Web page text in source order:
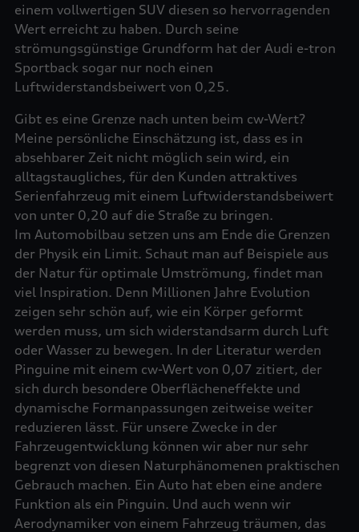
einem vollwertigen SUV diesen so hervorragenden
Wert erreicht zu haben. Durch seine
strömungsgünstige Grundform hat der Audi e-tron
Sportback sogar nur noch einen
Luftwiderstandsbeiwert von 0,25.
Gibt es eine Grenze nach unten beim cw-Wert?
Meine persönliche Einschätzung ist, dass es in
absehbarer Zeit nicht möglich sein wird, ein
alltagstaugliches, für den Kunden attraktives
Serienfahrzeug mit einem Luftwiderstandsbeiwert
von unter 0,20 auf die Straße zu bringen.
Im Automobilbau setzen uns am Ende die Grenzen
der Physik ein Limit. Schaut man auf Beispiele aus
der Natur für optimale Umströmung, findet man
viel Inspiration. Denn Millionen Jahre Evolution
zeigen sehr schön auf, wie ein Körper geformt
werden muss, um sich widerstandsarm durch Luft
oder Wasser zu bewegen. In der Literatur werden
Pinguine mit einem cw-Wert von 0,07 zitiert, der
sich durch besondere Oberflächeneffekte und
dynamische Formanpassungen zeitweise weiter
reduzieren lässt. Für unsere Zwecke in der
Fahrzeugentwicklung können wir aber nur sehr
begrenzt von diesen Naturphänomenen praktischen
Gebrauch machen. Ein Auto hat eben eine andere
Funktion als ein Pinguin. Und auch wenn wir
Aerodynamiker von einem Fahrzeug träumen, das